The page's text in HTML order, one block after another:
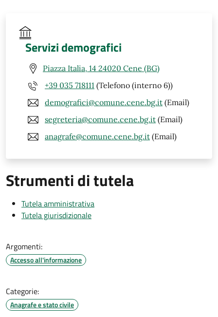
Servizi demografici
Piazza Italia, 14 24020 Cene (BG)
+39 035 718111 (Telefono (interno 6))
demografici@comune.cene.bg.it (Email)
segreteria@comune.cene.bg.it (Email)
anagrafe@comune.cene.bg.it (Email)
Strumenti di tutela
Tutela amministrativa
Tutela giurisdizionale
Argomenti:
Accesso all'informazione
Categorie:
Anagrafe e stato civile